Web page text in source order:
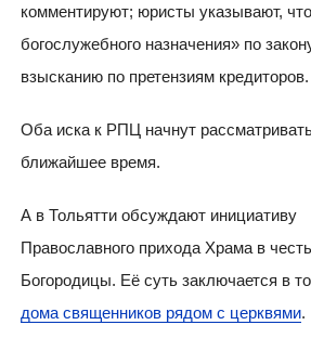
комментируют; юристы указывают,
богослужебного назначения» по
взысканию по претензиям кредиторов.
Оба иска к РПЦ начнут
ближайшее время.
А в Тольятти обсуждают инициативу
Православного прихода Храма в
Богородицы. Её суть заключается в
дома священников рядом с церквями.